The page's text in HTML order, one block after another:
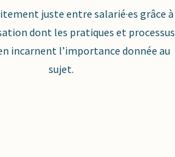
juste entre salarié·es grâce à
dont les pratiques et processus
incarnent l’importance donnée au
sujet.